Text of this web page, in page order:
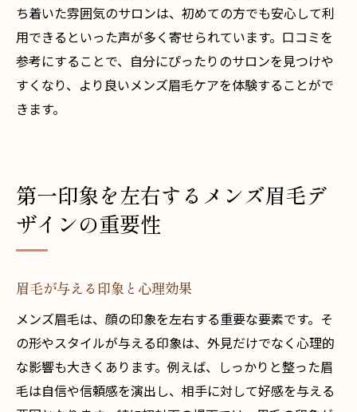
ち着いた雰囲気のサロンは、初めての方でも安心して利
用できるといった声が多く寄せられています。口コミを
参考にすることで、自分にぴったりのサロンを見つけや
すくなり、より良いメンズ眉毛ケアを体験することがで
きます。
第一印象を左右するメンズ眉毛デ
ザインの重要性
眉毛が与える印象と心理効果
メンズ眉毛は、顔の印象を左右する重要な要素です。そ
の形やスタイルが与える印象は、外見だけでなく心理的
な影響も大きくあります。例えば、しっかりと整った眉
毛は自信や信頼感を演出し、相手に対して好感を与える